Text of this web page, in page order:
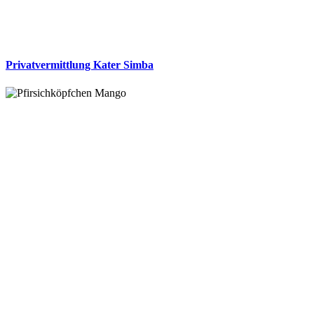
Privatvermittlung Kater Simba